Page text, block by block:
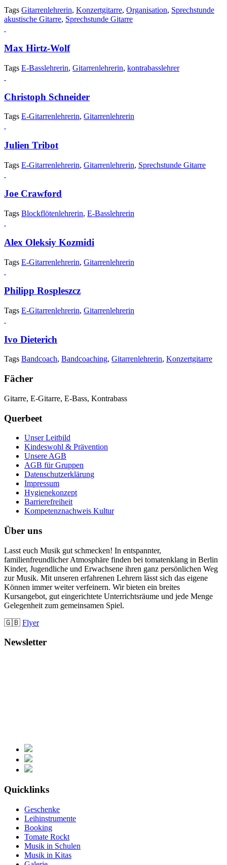
Tags Gitarrenlehrerin, Konzertgitarre, Organisation, Sprechstunde
akustische Gitarre, Sprechstunde Gitarre
Max Hirtz-Wolf
Tags E-Basslehrerin, Gitarrenlehrerin, kontrabasslehrer
Christoph Schneider
Tags E-Gitarrenlehrerin, Gitarrenlehrerin
Julien Tribot
Tags E-Gitarrenlehrerin, Gitarrenlehrerin, Sprechstunde Gitarre
Joe Crawford
Tags Blockflötenlehrerin, E-Basslehrerin
Alex Oleksiy Kozmidi
Tags E-Gitarrenlehrerin, Gitarrenlehrerin
Philipp Rospleszcz
Tags E-Gitarrenlehrerin, Gitarrenlehrerin
Ivo Dieterich
Tags Bandcoach, Bandcoaching, Gitarrenlehrerin, Konzertgitarre
Fächer
Gitarre, E-Gitarre, E-Bass, Kontrabass
Querbeet
Unser Leitbild
Kindeswohl & Prävention
Unsere AGB
AGB für Gruppen
Datenschutzerklärung
Impressum
Hygienekonzept
Barrierefreiheit
Kompetenznachweis Kultur
Über uns
Lasst euch Musik gut schmecken! In entspannter,
familienfreundlicher Atmosphäre finden bei tomatenklang in Berlin
Kinder, Jugendliche und Erwachsene ihren ganz persönlichen Weg
zur Musik. Mit unseren erfahrenen Lehrern lässt sich das eigene
Können immer weiter verfeinern. Wir bieten ein breites
Kursangebot, gut eingerichtete Unterrichtsräume und jede Menge
Gelegenheit zum gemeinsamen Spiel.
🇬🇧 Flyer
Newsletter
Quicklinks
Geschenke
Leihinstrumente
Booking
Tomate Rockt
Musik in Schulen
Musik in Kitas